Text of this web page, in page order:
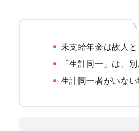
未支給年金は故人
「生計同一」は、
生計同一者がいな